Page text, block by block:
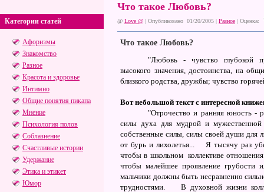
Категории статей
Афоризмы
Знакомство
Разное
Красота и здоровье
Интимно
Общие понятия пикапа
Мнение
Психология полов
Соблазнение
Счастливые истории
Удержание
Этика и этикет
Юмор
Что такое Любовь?
@ Love @ | Опубликовано 01/20/2005 | Разное | Оценка:
Что такое Любовь?
"Любовь - чувство глубокой
высокого значения, достоинства, на
близкого родства, дружбы; чувство
Вот небольшой текст с интересной
"Отрочество и ранняя юность -
силы духа для мудрой и мужественной
собственные силы, силы своей души для
от бурь и лихолетья... Я тысячу pаз
чтобы в школьном коллективе
чтобы малейшее проявление грубости
мальчики должны быть несравненно
трудностями. В духовной жизни